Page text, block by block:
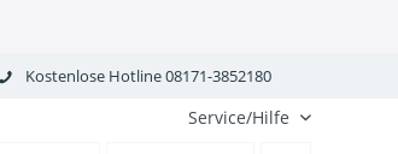
Kostenlose Hotline 08171-3852180
Service/Hilfe